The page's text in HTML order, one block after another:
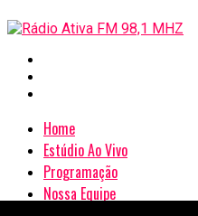
Home
Estúdio Ao Vivo
Programação
Nossa Equipe